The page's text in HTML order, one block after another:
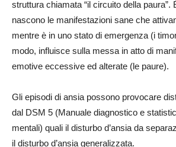
struttura chiamata “il circuito della paura”.
nascono le manifestazioni sane che
mentre è in uno stato di emergenza (i
modo, influisce sulla messa in atto di
emotive eccessive ed alterate (le paure).
Gli episodi di ansia possono provocare
dal DSM 5 (Manuale diagnostico e
mentali) quali il disturbo d’ansia da
il disturbo d’ansia generalizzata.